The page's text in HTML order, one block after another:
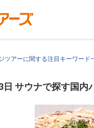
ツアーに関する注目キーワード
日 サウナで探す国内